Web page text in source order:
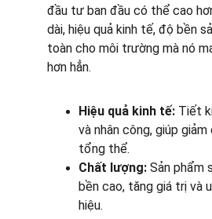
đầu tư ban đầu có thể cao
dài, hiệu quả kinh tế, độ bền
toàn cho môi trường mà nó
hơn hẳn.
Hiệu quả kinh tế: Tiết
và nhân công, giúp
tổng thể.
Chất lượng: Sản phẩm
bền cao, tăng giá trị và
hiệu.